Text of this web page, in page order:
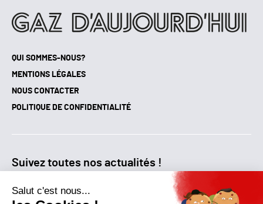
QUI SOMMES-NOUS?
MENTIONS LÉGALES
NOUS CONTACTER
POLITIQUE DE CONFIDENTIALITÉ
Suivez toutes nos actualités !